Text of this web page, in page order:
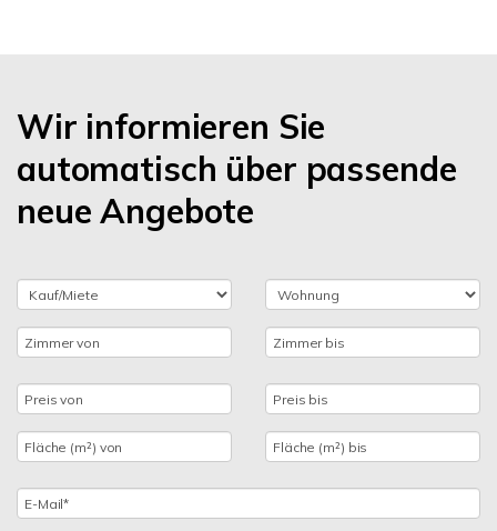
Wir informieren Sie
automatisch über passende
neue Angebote